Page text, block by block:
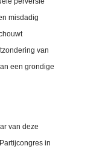
misdadig
van
een grondige
van deze
in